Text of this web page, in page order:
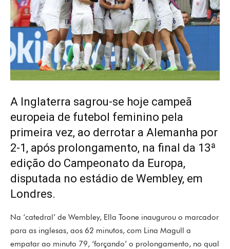
A Inglaterra sagrou-se hoje campeã
europeia de futebol feminino pela
primeira vez, ao derrotar a Alemanha por
2-1, após prolongamento, na final da 13ª
edição do Campeonato da Europa,
disputada no estádio de Wembley, em
Londres.
Na ‘catedral’ de Wembley, Ella Toone inaugurou o marcador
para as inglesas, aos 62 minutos, com Lina Magull a
empatar ao minuto 79, ‘forçando’ o prolongamento, no qual